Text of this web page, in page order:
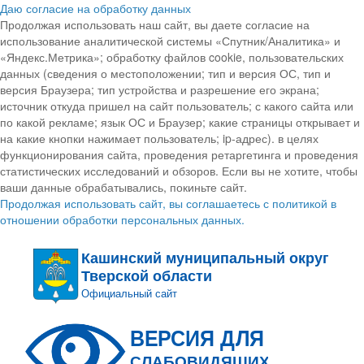
Даю согласие на обработку данных
Продолжая использовать наш сайт, вы даете согласие на
использование аналитической системы «Спутник/Аналитика» и
«Яндекс.Метрика»; обработку файлов cookie, пользовательских
данных (сведения о местоположении; тип и версия ОС, тип и
версия Браузера; тип устройства и разрешение его экрана;
источник откуда пришел на сайт пользователь; с какого сайта или
по какой рекламе; язык ОС и Браузер; какие страницы открывает и
на какие кнопки нажимает пользователь; ip-адрес). в целях
функционирования сайта, проведения ретаргетинга и проведения
статистических исследований и обзоров. Если вы не хотите, чтобы
ваши данные обрабатывались, покиньте сайт.
Продолжая использовать сайт, вы соглашаетесь с политикой в
отношении обработки персональных данных.